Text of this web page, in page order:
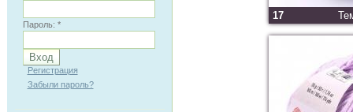
Пароль: *
Регистрация
Забыли пароль?
17